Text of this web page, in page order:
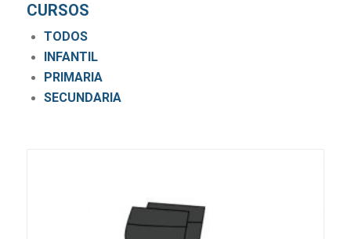
CURSOS
TODOS
INFANTIL
PRIMARIA
SECUNDARIA